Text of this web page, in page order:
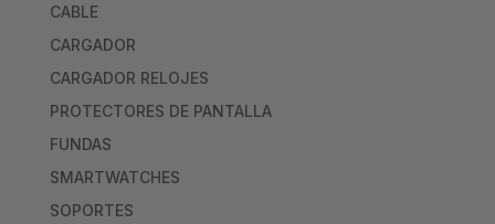
CABLE
CARGADOR
CARGADOR RELOJES
PROTECTORES DE PANTALLA
FUNDAS
SMARTWATCHES
SOPORTES